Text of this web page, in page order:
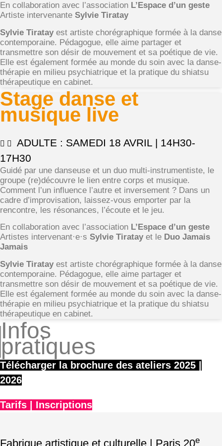
En collaboration avec l’association L’Espace d’un geste
Artiste intervenante Sylvie Tiratay
Sylvie Tiratay est artiste chorégraphique formée à la danse
contemporaine. Pédagogue, elle aime partager et
transmettre son désir de mouvement et sa poétique de vie.
Elle est également formée au monde du soin avec la danse-
thérapie en milieu psychiatrique et la pratique du shiatsu
thérapeutique en cabinet.
Stage danse et
musique live
ADULTE : SAMEDI 18 AVRIL | 14H30-
17H30
Guidé par une danseuse et un duo multi-instrumentiste, le
groupe (re)découvre le lien entre corps et musique.
Comment l’un influence l’autre et inversement ? Dans un
cadre d’improvisation, laissez-vous emporter par la
rencontre, les résonances, l’écoute et le jeu.
En collaboration avec l’association L’Espace d’un geste
Artistes intervenant·e·s Sylvie Tiratay et le Duo Jamais
Jamais
Sylvie Tiratay est artiste chorégraphique formée à la danse
contemporaine. Pédagogue, elle aime partager et
transmettre son désir de mouvement et sa poétique de vie.
Elle est également formée au monde du soin avec la danse-
thérapie en milieu psychiatrique et la pratique du shiatsu
thérapeutique en cabinet.
Infos
pratiques
Télécharger la brochure des ateliers 2025 |
2026
Tarifs | Inscriptions
Fabrique artistique et culturelle | Paris 20e